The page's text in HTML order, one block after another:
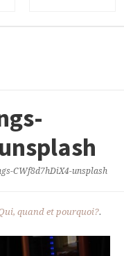
CWf8d7hDiX4-unsplash
quand et pourquoi?.